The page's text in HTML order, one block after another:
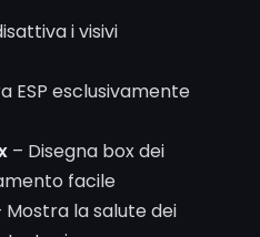
i visivi
ESP esclusivamente
– Disegna box dei
facile
Mostra la salute dei